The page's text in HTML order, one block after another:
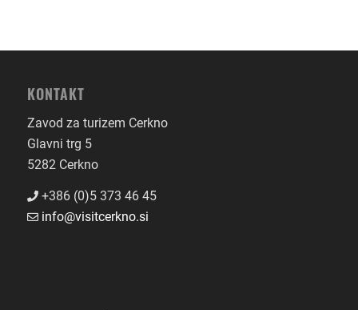
KONTAKT
Zavod za turizem Cerkno
Glavni trg 5
5282 Cerkno
+386 (0)5 373 46 45
info@visitcerkno.si